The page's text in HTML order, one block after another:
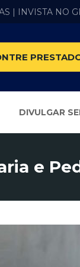
| INVISTA NO
DIVULGAR
e